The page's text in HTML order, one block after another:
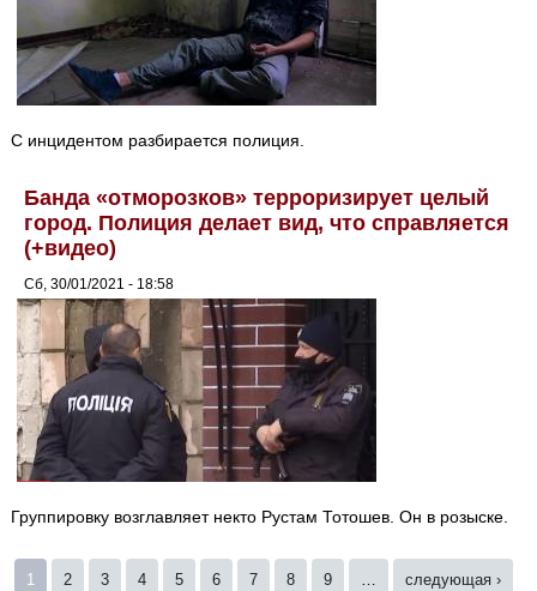
С инцидентом разбирается полиция.
Банда «отморозков» терроризирует целый
город. Полиция делает вид, что справляется
(+видео)
Сб, 30/01/2021 - 18:58
Группировку возглавляет некто Рустам Тотошев. Он в розыске.
Страницы
1 2 3 4 5 6 7 8 9 … следующая ›